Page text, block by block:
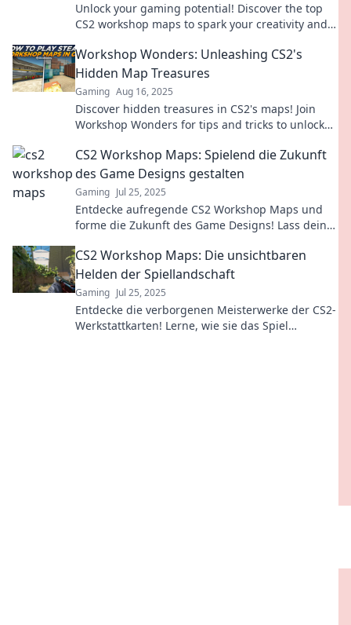
Unlock your gaming potential! Discover the top
CS2 workshop maps to spark your creativity and
Workshop Wonders: Unleashing CS2's
Hidden Map Treasures
Gaming Aug 16, 2025
Discover hidden treasures in CS2's maps! Join
Workshop Wonders for tips and tricks to unlock
CS2 Workshop Maps: Spielend die Zukunft
des Game Designs gestalten
Gaming Jul 25, 2025
Entdecke aufregende CS2 Workshop Maps und
forme die Zukunft des Game Designs! Lass deiner
CS2 Workshop Maps: Die unsichtbaren
Helden der Spiellandschaft
Gaming Jul 25, 2025
Entdecke die verborgenen Meisterwerke der CS2-
Werkstattkarten! Lerne, wie sie das Spiel